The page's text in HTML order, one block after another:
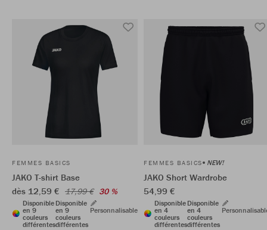
FEMMES BASICS
JAKO T-shirt Base
dès 12,59 € 17,99 € 30 %
Disponible
en 9
couleurs
différentes
Disponible
en 9
couleurs
différentes
Personnalisable
FEMMES BASICS NEW!
JAKO Short Wardrobe
54,99 €
Disponible
en 4
couleurs
différentes
Disponible
en 4
couleurs
différentes